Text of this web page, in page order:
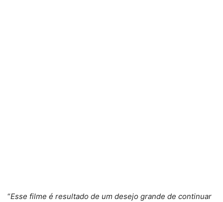
“Esse filme é resultado de um desejo grande de continuar